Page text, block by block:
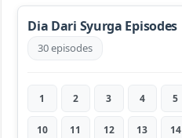
Dia Dari Syurga Episodes
30 episodes
1 2 3 4 5
10 11 12 13 14